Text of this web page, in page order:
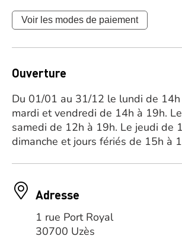
Voir les modes de paiement
Ouverture
Du 01/01 au 31/12 le lundi de 14h
mardi et vendredi de 14h à 19h.
samedi de 12h à 19h. Le jeudi de
dimanche et jours fériés de 15h à
Adresse
1 rue Port Royal
30700 Uzès